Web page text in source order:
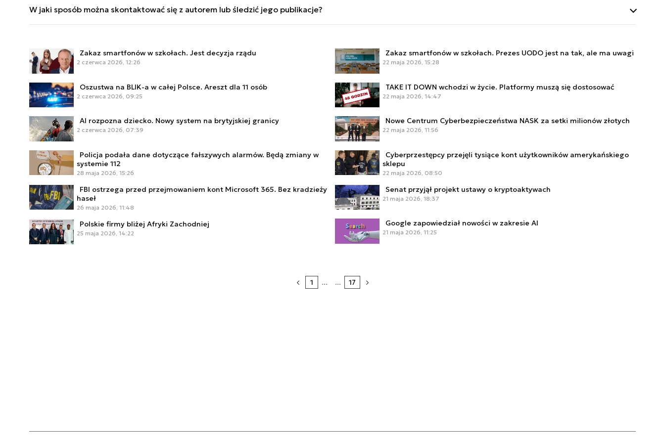
publikacjach opisuje m.in. działania NATO w cyberprzestrzeni, zdolności Sojuszu w nowoczesnych domenach operacyjnych
oraz wyzwania związane z adaptacją struktur bezpieczeństwa do dynamicznie zmieniającego się środowiska strategicznego.
dyplomację, cyberobronę oraz wojnę hybrydową, a także analizy strategii cyberbezpieczeństwa NATO i UE. Przygotowywała
policy briefs poświęcone komunikacji ryzyka CBRN, ochronie infrastruktury krytycznej oraz koordynacji reagowania
W jaki sposób można skontaktować się z autorem lub śledzić jego publikacje?
Zakaz smartfonów w szkołach. Jest decyzja rządu
2 czerwca 2026, 12:26
Oszustwa na BLIK-a w całej Polsce. Areszt dla 11 osób
2 czerwca 2026, 09:25
AI rozpozna dziecko. Nowy system na brytyjskiej granicy
2 czerwca 2026, 07:39
Policja podała dane dotyczące fałszywych alarmów. Będą zmiany w
systemie 112
28 maja 2026, 15:26
FBI ostrzega przed przejmowaniem kont Microsoft 365. Bez kradzieży
haseł
26 maja 2026, 11:48
Polskie firmy bliżej Afryki Zachodniej
25 maja 2026, 14:22
Zakaz smartfonów w szkołach. Prezes UODO jest na tak, ale ma uwagi
22 maja 2026, 15:28
TAKE IT DOWN wchodzi w życie. Platformy muszą się dostosować
22 maja 2026, 14:47
Nowe Centrum Cyberbezpieczeństwa NASK za setki milionów złotych
22 maja 2026, 11:56
Cyberprzestępcy przejęli tysiące kont użytkowników amerykańskiego
sklepu
22 maja 2026, 08:50
Senat przyjął projekt ustawy o kryptoaktywach
21 maja 2026, 18:37
Google zapowiedział nowości w zakresie AI
21 maja 2026, 11:25
1 ... ... 17